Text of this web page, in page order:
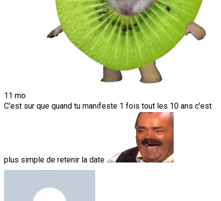
11 mo
C'est sur que quand tu manifeste 1 fois tout les 10 ans c'est
plus simple de retenir la date